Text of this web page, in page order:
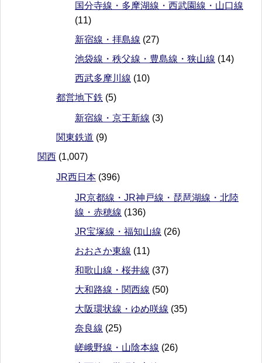
国分寺線・多摩湖線・西武園線・山口線
(11)
新宿線・拝島線 (27)
池袋線・秩父線・豊島線・狭山線 (14)
西武多摩川線 (10)
都営地下鉄 (5)
新宿線・京王新線 (3)
関東鉄道 (9)
関西 (1,007)
JR西日本 (396)
JR京都線・JR神戸線・琵琶湖線・北陸
線・赤穂線 (136)
JR宝塚線・福知山線 (26)
おおさか東線 (11)
和歌山線・桜井線 (37)
大和路線・関西線 (50)
大阪環状線・ゆめ咲線 (35)
奈良線 (25)
嵯峨野線・山陰本線 (26)